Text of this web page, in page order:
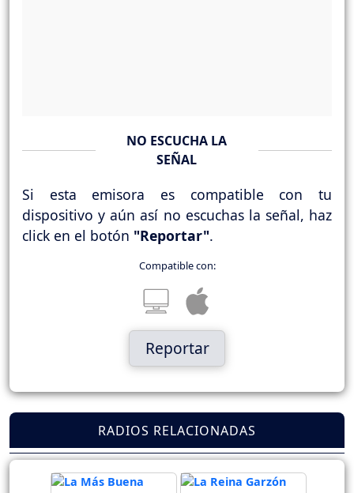
NO ESCUCHA LA
SEÑAL
Si esta emisora es compatible con tu
dispositivo y aún así no escuchas la señal, haz
click en el botón "Reportar".
Compatible con:
Reportar
RADIOS RELACIONADAS